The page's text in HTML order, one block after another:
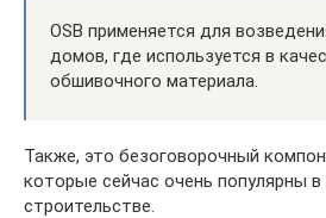
OSB применяется для
домов, где используется в
обшивочного материала.
Также, это безоговорочный
которые сейчас очень популярны
строительстве.